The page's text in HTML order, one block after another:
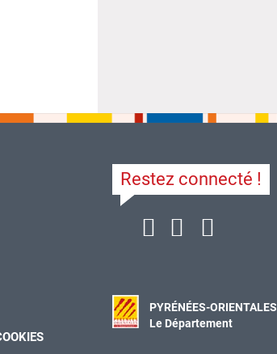
Restez connecté !
PYRÉNÉES-ORIENTALES
Le Département